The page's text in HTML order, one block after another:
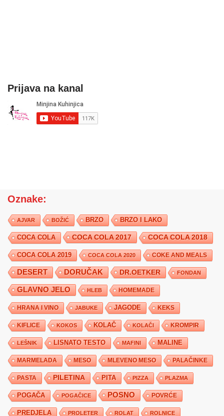
Prijava na kanal
Oznake:
AJVAR BOŽIĆ BRZO BRZO I LAKO
COCA COLA COCA COLA 2017 COCA COLA 2018
COCA COLA 2019 COCA COLA 2020 COKE AND MEALS
DESERT DORUČAK DR.OETKER FONDAN
GLAVNO JELO HLEB HOMEMADE
HRANA I VINO JABUKE JAGODE KEKS
KIFLICE KOKOS KOLAČ KOLAČI KROMPIR
LEŠNIK LISNATO TESTO MAFINI MALINE
MARMELADA MESO MLEVENO MESO PALAČINKE
PASTA PILETINA PITA PIZZA PLAZMA
POGAČA POGAČICE POSNO POVRĆE
PREDJELA PROLETER ROLAT ROLNICE